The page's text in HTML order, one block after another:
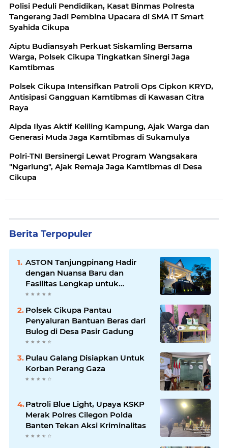
Polisi Peduli Pendidikan, Kasat Binmas Polresta
Tangerang Jadi Pembina Upacara di SMA IT Smart
Syahida Cikupa
Aiptu Budiansyah Perkuat Siskamling Bersama
Warga, Polsek Cikupa Tingkatkan Sinergi Jaga
Kamtibmas
Polsek Cikupa Intensifkan Patroli Ops Cipkon KRYD,
Antisipasi Gangguan Kamtibmas di Kawasan Citra
Raya
Aipda Ilyas Aktif Keliling Kampung, Ajak Warga dan
Generasi Muda Jaga Kamtibmas di Sukamulya
Polri-TNI Bersinergi Lewat Program Wangsakara
"Ngariung", Ajak Remaja Jaga Kamtibmas di Desa
Cikupa
Berita Terpopuler
ASTON Tanjungpinang Hadir
dengan Nuansa Baru dan
Fasilitas Lengkap untuk
Kenyamanan Tamu
Polsek Cikupa Pantau
Penyaluran Bantuan Beras dari
Bulog di Desa Pasir Gadung
Pulau Galang Disiapkan Untuk
Korban Perang Gaza
Patroli Blue Light, Upaya KSKP
Merak Polres Cilegon Polda
Banten Tekan Aksi Kriminalitas